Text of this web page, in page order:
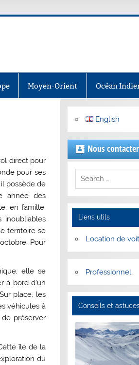
Moyen-Orient Océan
direct pour
pour ses
possède de
année des
en famille,
inoubliables
territoire se
Pour
elle se
à bord d’un
place, les
véhicules à
préserver
île de la
du
English
Nous contacter
Liens utils
Location de
Professionnel
Conseils et